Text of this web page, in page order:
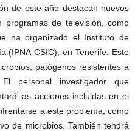
de este año destacan nuevos
programas de televisión, como
ha organizado el Instituto de
(IPNA-CSIC), en Tenerife. Este
patógenos resistentes a
personal investigador que
las acciones incluidas en el
a este problema, como
de microbios. También tendrá